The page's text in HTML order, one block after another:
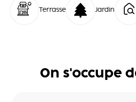
Terrasse Jardin
On s'occupe